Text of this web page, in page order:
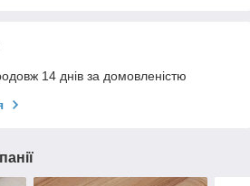
14 днів за домовленістю